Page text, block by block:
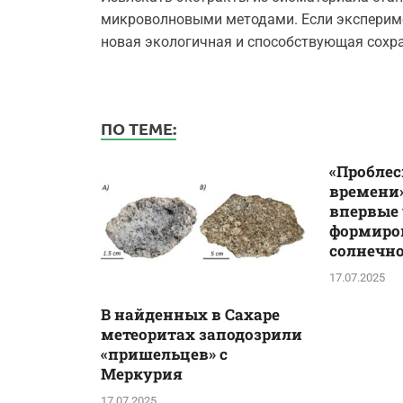
микроволновыми методами. Если
новая экологичная и способствующая
ПО ТЕМЕ:
В найденных в Сахаре
метеоритах заподозрили
«пришельцев» с
Меркурия
впервые
17.07.2025